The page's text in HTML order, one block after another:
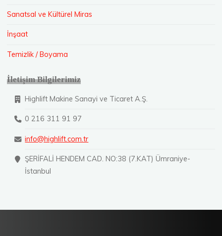
Sanatsal ve Kültürel Miras
İnşaat
Temizlik / Boyama
İletişim Bilgilerimiz
Highlift Makine Sanayi ve Ticaret A.Ş.
0 216 311 91 97
info@highlift.com.tr
ŞERİFALİ HENDEM CAD. NO:38 (7.KAT) Ümraniye-
İstanbul